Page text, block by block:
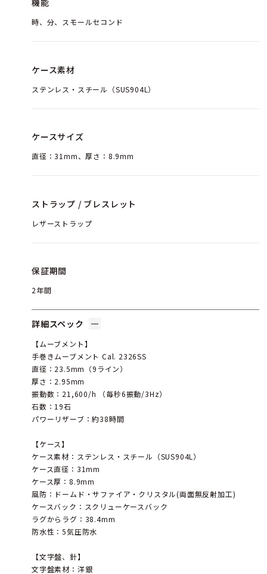
機能
時、分、スモールセコンド
ケース素材
ステンレス・スチール（SUS904L）
ケースサイズ
直径：31mm、厚さ：8.9mm
ストラップ / ブレスレット
レザーストラップ
保証期間
2年間
詳細スペック
【ムーブメント】
手巻きムーブメント Cal. 2326SS
直径：23.5mm（9ライン）
厚さ：2.95mm
振動数：21,600/h （毎秒6振動/3Hz）
石数：19石
パワーリザーブ：約38時間
【ケース】
ケース素材：ステンレス・スチール（SUS904L）
ケース直径：31mm
ケース厚：8.9mm
風防：ドームド・サファイア・クリスタル(両面無反射加工)
ケースバック：スクリューケースバック
ラグからラグ：38.4mm
防水性：5気圧防水
【文字盤、針】
文字盤素材：洋銀